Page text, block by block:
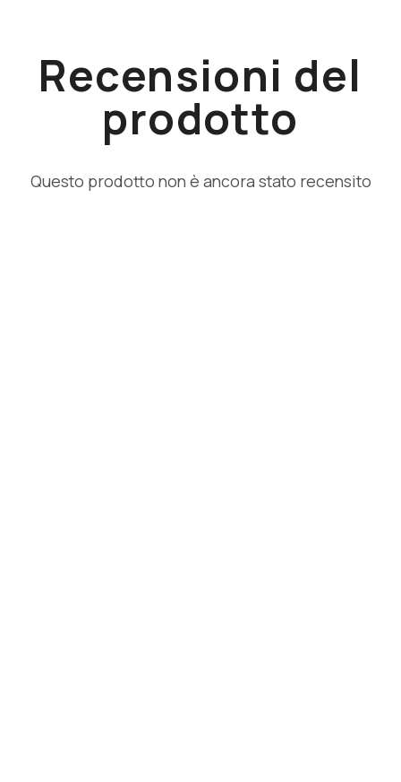
Recensioni del
prodotto
Questo prodotto non è ancora stato recensito